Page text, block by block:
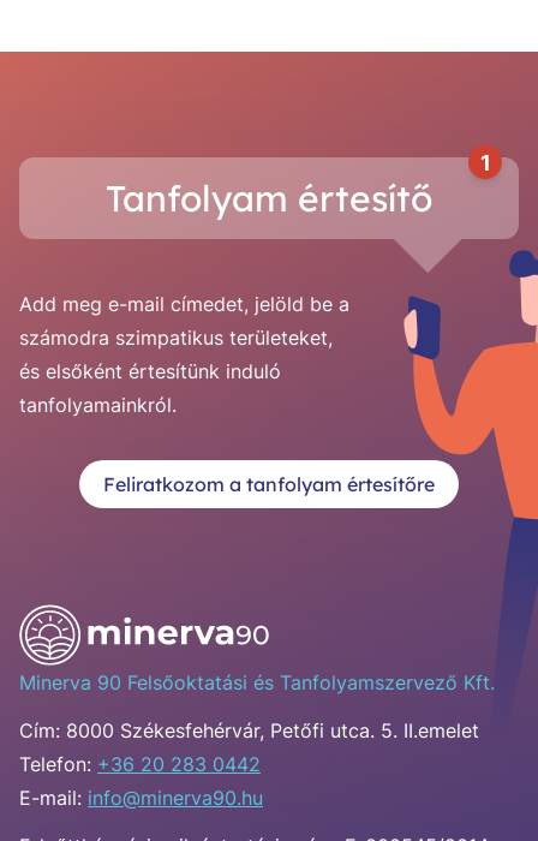
Tanfolyam értesítő
1
Add meg e-mail címedet, jelöld be a
számodra szimpatikus területeket,
és elsőként értesítünk induló
tanfolyamainkról.
Feliratkozom a tanfolyam értesítőre
Minerva 90 Felsőoktatási és Tanfolyamszervező Kft.
Cím: 8000 Székesfehérvár, Petőfi utca. 5. II.emelet
Telefon: +36 20 283 0442
E-mail: info@minerva90.hu